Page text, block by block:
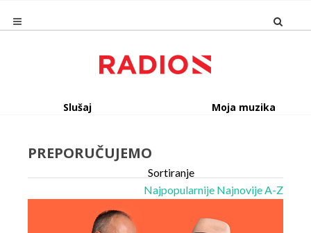
Slušaj Moja muzika
PREPORUČUJEMO
Sortiranje
Najpopularnije NajnovijeA-Z